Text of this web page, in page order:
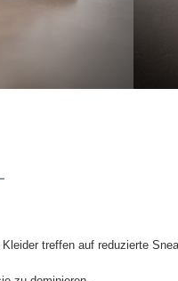
treffen auf reduzierte